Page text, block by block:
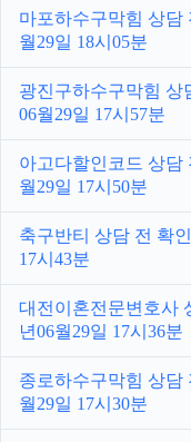
마포하수구막힘 상담
월29일 18시05분
광진구하수구막힘 상
06월29일 17시57분
아고다할인코드 상담
월29일 17시50분
축구반티 상담 전 확
17시43분
대전이혼전문변호사
년06월29일 17시36분
종로하수구막힘 상담
월29일 17시30분